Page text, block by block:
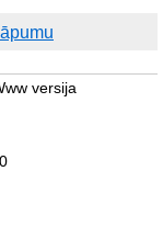
versija